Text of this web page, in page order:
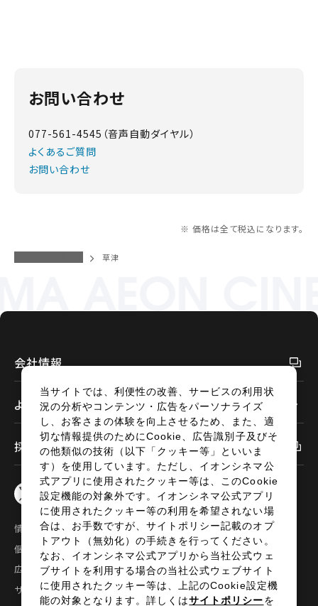
お問い合わせ
077-561-4545（音声自動ダイヤル）
よくあるご質問
お問い合わせ
※ 価格は全て税込になります。
草津
会社情報
よくあるご質問
採用情報
情報セキュリティ
サイトポリシー
個人情報の取扱い
お問い合わせ
広告掲載
特定商取引法に基づく表示
サイトマップ
当サイトでは、利便性の改善、サービスの利用状
況の分析やコンテンツ・広告をパーソナライズ
し、お客さまの体験を向上させるため、また、適
切な情報提供のためにCookie、広告識別子及びそ
の他類似の技術（以下「クッキー等」といいま
す）を使用しています。ただし、イオンシネマ公
式アプリに使用されたクッキー等は、このCookie
設定機能の対象外です。イオンシネマ公式アプリ
に使用されたクッキー等の利用を希望されない場
合は、お手数ですが、サイトポリシー記載のオプ
トアウト（無効化）の手続きを行ってください。
なお、イオンシネマ公式アプリから当社公式ウェ
ブサイトを利用する場合の当社公式ウェブサイト
に使用されたクッキー等は、上記のCookie設定機
能の対象となります。詳しくはサイトポリシーを